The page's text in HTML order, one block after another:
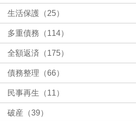
生活保護（25）
多重債務（114）
全額返済（175）
債務整理（66）
民事再生（11）
破産（39）